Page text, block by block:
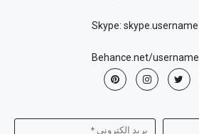
Skype: skype.username
Behance.net/username